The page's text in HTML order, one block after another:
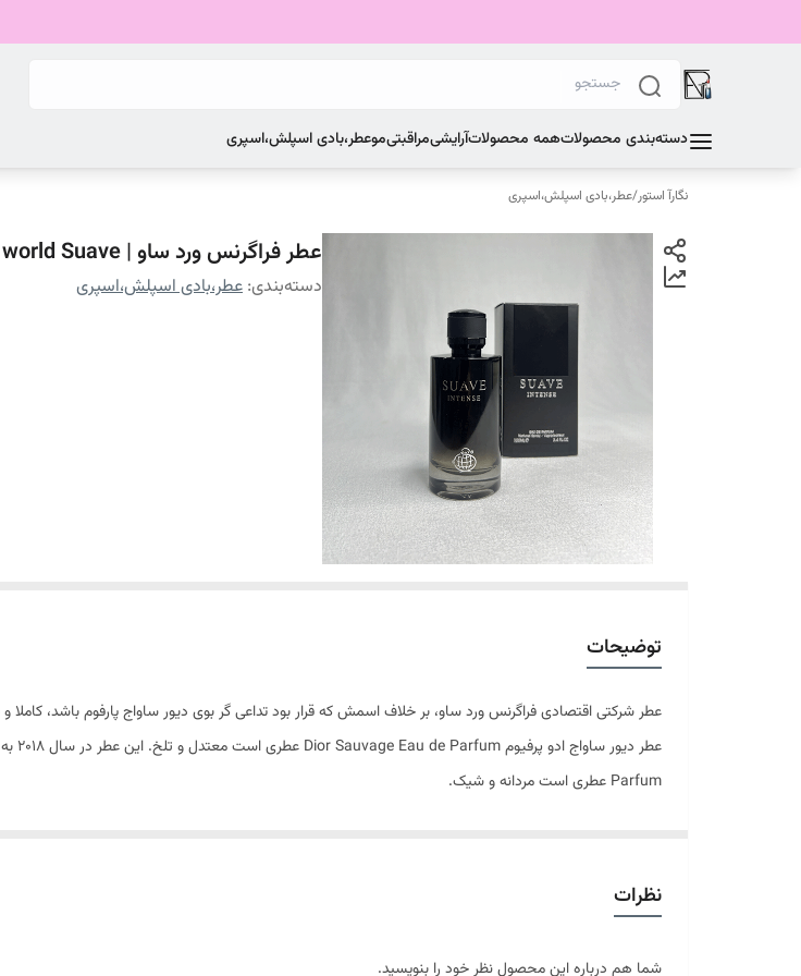
دسته‌بندی محصولاتهمه محصولاتآرایشیمراقبتیموعطر،بادی اسپلش،اسپری
نگارآ استور/عطر،بادی اسپلش،اسپری
عطر فراگرنس ورد ساو | Fragrance world Suave
دسته‌بندی: عطر،بادی اسپلش،اسپری
توضیحات
عطر شرکتی اقتصادی فراگرنس ورد ساو، بر خلاف اسمش که قرار بود تداعی گر بوی دیور ساواج پارفوم باشد،
Parfum عطری است مردانه و شیک.
عطر Sauvage از سال ۱۹۶۶ تا کنون بارها به انواع جدیدی ساخته شده است و ساواچ ادو پرفیوم محصول جدید خانواده Sauvage می باشد.
سری عطر های او ساواج از برند کریستین دیور، عطر هایی خنک و مردانه هستند که با توجه به ساختار
هایی چهار فصل و مناسب برای هر موقعیت و شرایطی محسوب می شوند.
نظرات
شما هم درباره این محصول نظر خود را بنویسید.